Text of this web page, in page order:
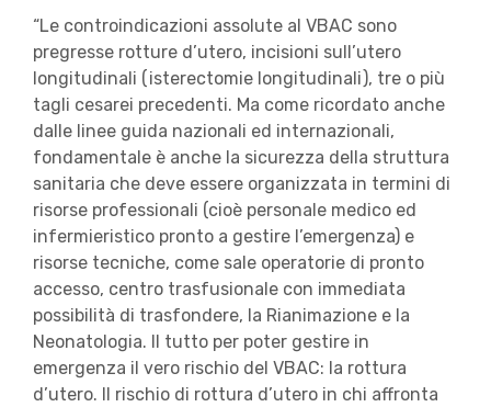
“Le controindicazioni assolute al VBAC sono
pregresse rotture d’utero, incisioni sull’utero
longitudinali (isterectomie longitudinali), tre o più
tagli cesarei precedenti. Ma come ricordato anche
dalle linee guida nazionali ed internazionali,
fondamentale è anche la sicurezza della struttura
sanitaria che deve essere organizzata in termini di
risorse professionali (cioè personale medico ed
infermieristico pronto a gestire l’emergenza) e
risorse tecniche, come sale operatorie di pronto
accesso, centro trasfusionale con immediata
possibilità di trasfondere, la Rianimazione e la
Neonatologia. Il tutto per poter gestire in
emergenza il vero rischio del VBAC: la rottura
d’utero. Il rischio di rottura d’utero in chi affronta